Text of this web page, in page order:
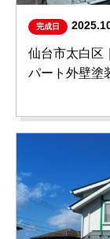
完成日
仙台市太白区
パート外壁塗